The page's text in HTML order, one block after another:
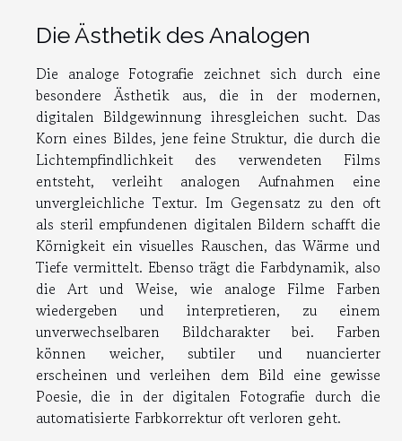
Die Ästhetik des Analogen
Die analoge Fotografie zeichnet sich durch eine
besondere Ästhetik aus, die in der modernen,
digitalen Bildgewinnung ihresgleichen sucht. Das
Korn eines Bildes, jene feine Struktur, die durch die
Lichtempfindlichkeit des verwendeten Films
entsteht, verleiht analogen Aufnahmen eine
unvergleichliche Textur. Im Gegensatz zu den oft
als steril empfundenen digitalen Bildern schafft die
Körnigkeit ein visuelles Rauschen, das Wärme und
Tiefe vermittelt. Ebenso trägt die Farbdynamik, also
die Art und Weise, wie analoge Filme Farben
wiedergeben und interpretieren, zu einem
unverwechselbaren Bildcharakter bei. Farben
können weicher, subtiler und nuancierter
erscheinen und verleihen dem Bild eine gewisse
Poesie, die in der digitalen Fotografie durch die
automatisierte Farbkorrektur oft verloren geht.